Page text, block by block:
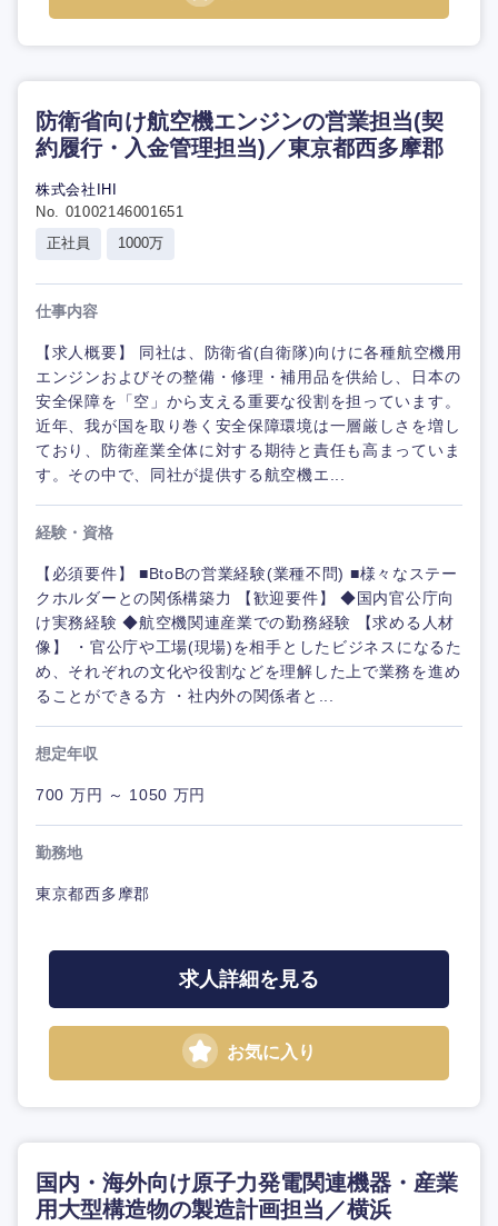
防衛省向け航空機エンジンの営業担当(契
約履行・入金管理担当)／東京都西多摩郡
株式会社IHI
No. 01002146001651
正社員
1000万
仕事内容
【求人概要】 同社は、防衛省(自衛隊)向けに各種航空機用
エンジンおよびその整備・修理・補用品を供給し、日本の
安全保障を「空」から支える重要な役割を担っています。
近年、我が国を取り巻く安全保障環境は一層厳しさを増し
ており、防衛産業全体に対する期待と責任も高まっていま
す。その中で、同社が提供する航空機エ...
経験・資格
【必須要件】 ■BtoBの営業経験(業種不問) ■様々なステー
クホルダーとの関係構築力 【歓迎要件】 ◆国内官公庁向
け実務経験 ◆航空機関連産業での勤務経験 【求める人材
像】 ・官公庁や工場(現場)を相手としたビジネスになるた
め、それぞれの文化や役割などを理解した上で業務を進め
ることができる方 ・社内外の関係者と...
想定年収
700 万円 ～ 1050 万円
勤務地
東京都西多摩郡
求人詳細を見る
お気に入り
国内・海外向け原子力発電関連機器・産業
用大型構造物の製造計画担当／横浜